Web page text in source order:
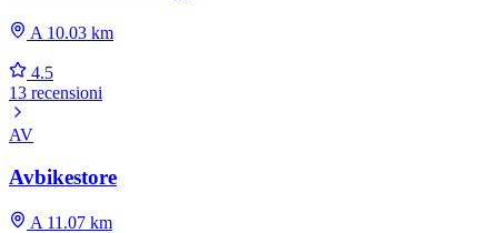
A 10.03 km
4.5
13 recensioni
AV
Avbikestore
A 11.07 km